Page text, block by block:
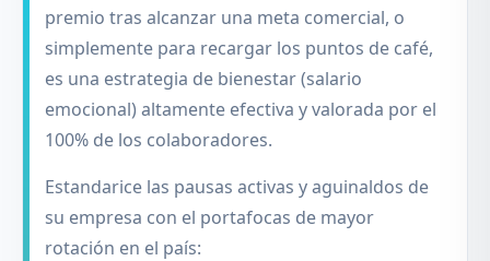
premio tras alcanzar una meta comercial, o
simplemente para recargar los puntos de café,
es una estrategia de bienestar (salario
emocional) altamente efectiva y valorada por el
100% de los colaboradores.
Estandarice las pausas activas y aguinaldos de
su empresa con el portafocas de mayor
rotación en el país: